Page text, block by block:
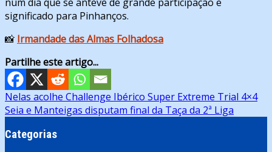
significado para Pinhanços.
📸 Irmandade das Almas Folhadosa
Partilhe este artigo...
Navegação
de
artigos
Nelas acolhe Challenge Ibérico Super Extreme Trial 4×4
Seia e Manteigas disputam final da Taça da 2ª Liga
Categorias